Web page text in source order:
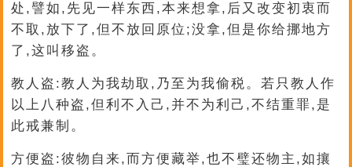
处,譬如,先见一样东西,本来想拿,后又改变初衷而
不取,放下了,但不放回原位;没拿,但是你给挪地方
了,这叫移盗。
教人盗:教人为我劫取,乃至为我偷税。若只教人作
以上八种盗,但利不入己,并不为利己,不结重罪,是
此戒兼制。
方便盗:彼物自来,而方便藏举,也不璧还物主,如攘